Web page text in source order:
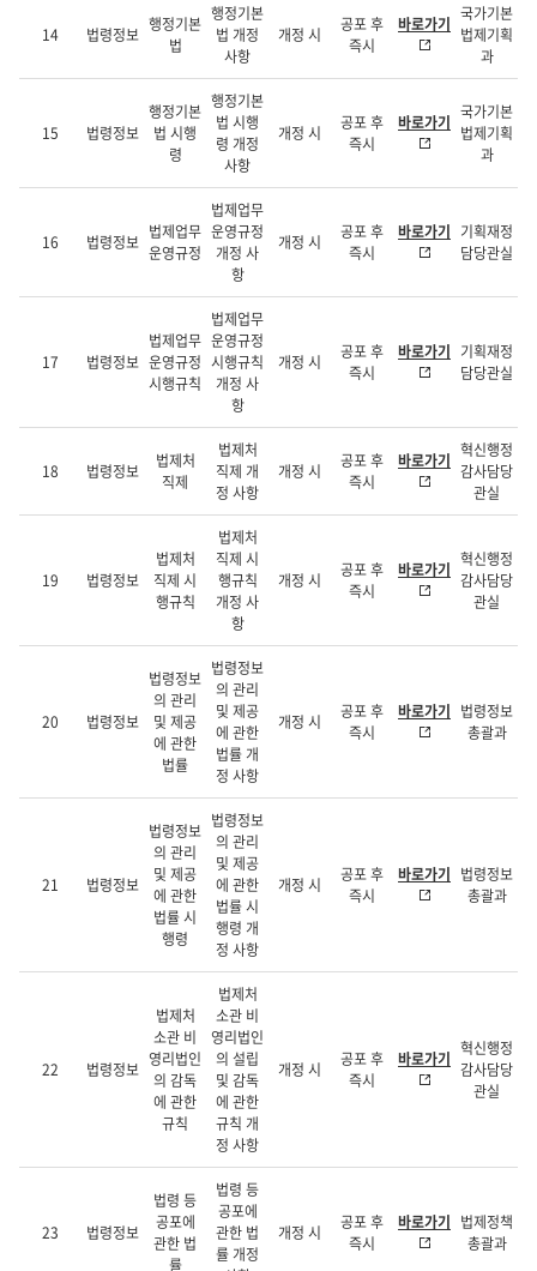
14 법령정보 행정기본
법
행정기본
법 개정
사항
개정 시
공포 후
즉시
바로가기 국가기본
법제기획
과
15 법령정보
행정기본
법 시행
령
행정기본
법 시행
령 개정
사항
개정 시
공포 후
즉시
바로가기 국가기본
법제기획
과
16 법령정보 법제업무
운영규정
법제업무
운영규정
개정 사
항
개정 시
공포 후
즉시
바로가기 기획재정
담당관실
17 법령정보
법제업무
운영규정
시행규칙
법제업무
운영규정
시행규칙
개정 사
항
개정 시
공포 후
즉시
바로가기 기획재정
담당관실
18 법령정보
법제처
직제
법제처
직제 개
정 사항
개정 시
공포 후
즉시
바로가기 혁신행정
감사담당
관실
19 법령정보
법제처
직제 시
행규칙
법제처
직제 시
행규칙
개정 사
항
개정 시
공포 후
즉시
바로가기 혁신행정
감사담당
관실
20 법령정보
법령정보
의 관리
및 제공
에 관한
법률
법령정보
의 관리
및 제공
에 관한
법률 개
정 사항
개정 시
공포 후
즉시
바로가기 법령정보
총괄과
21 법령정보
법령정보
의 관리
및 제공
에 관한
법률 시
행령
법령정보
의 관리
및 제공
에 관한
법률 시
행령 개
정 사항
개정 시
공포 후
즉시
바로가기 법령정보
총괄과
22 법령정보
법제처
소관 비
영리법인
의 감독
에 관한
규칙
법제처
소관 비
영리법인
의 설립
및 감독
에 관한
규칙 개
정 사항
개정 시
공포 후
즉시
바로가기 혁신행정
감사담당
관실
23 법령정보
법령 등
공포에
관한 법
률
법령 등
공포에
관한 법
률 개정
개정 시
공포 후
즉시
바로가기 법제정책
총괄과